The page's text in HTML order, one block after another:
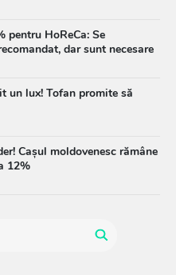
pentru HoReCa: Se
dar sunt necesare
un lux! Tofan promite să
Cașul moldovenesc rămâne
12%